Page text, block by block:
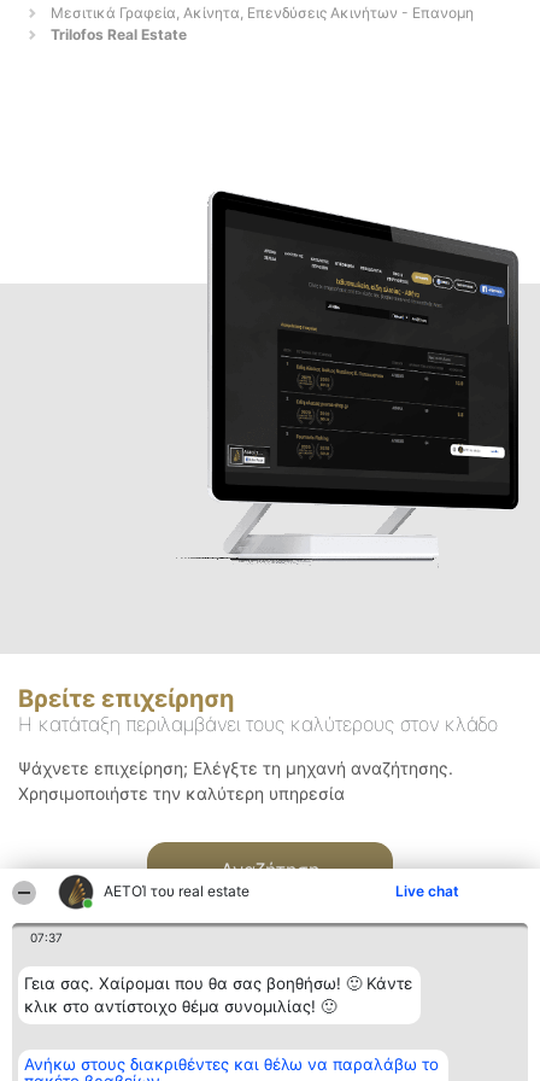
ΑΕΤΟΊ του real estate Live chat
07:37
Γεια σας. Χαίρομαι που θα σας βοηθήσω! 🙂 Κάντε
κλικ στο αντίστοιχο θέμα συνομιλίας! 🙂
Ανήκω στους διακριθέντες και θέλω να παραλάβω το
Μεσιτικά Γραφεία, Ακίνητα, Επενδύσεις Ακινήτων - Επανομη
Trilofos Real Estate
Βρείτε επιχείρηση
Η κατάταξη περιλαμβάνει τους καλύτερους στον κλάδο
Ψάχνετε επιχείρηση; Ελέγξτε τη μηχανή αναζήτησης.
Χρησιμοποιήστε την καλύτερη υπηρεσία
Αναζήτηση
Διοργανωτής της
κατάταξης
Κατάταξη
Διακριθέντες
Επικοινωνία
Επικοινωνία